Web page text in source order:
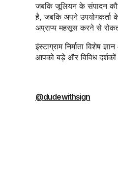
जबकि जूलियन के संपादन
है, जबकि अपने उपयोगकर्ता
अप्राप्य महसूस करने से
इंस्टाग्राम निर्माता
आपको बड़े और विविध
@dudewithsign